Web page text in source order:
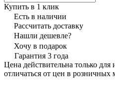
Купить в 1 клик
Есть в наличии
Рассчитать доставку
Нашли дешевле?
Хочу в подарок
Гарантия 3 года
Цена действительна только
отличаться от цен в розничных